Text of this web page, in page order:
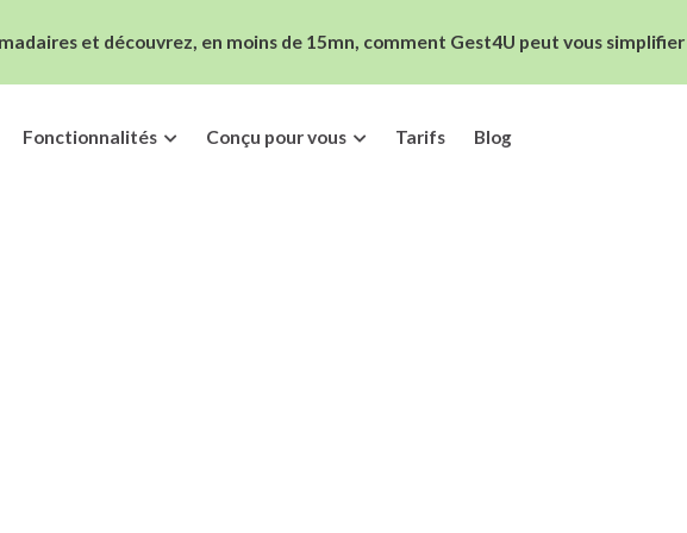
et découvrez, en moins de 15mn, comment Gest4U peut vous simplifier
Fonctionnalités Conçu pour vous Tarifs Blog